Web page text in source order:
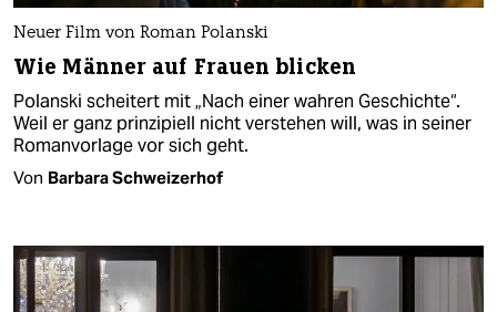
Neuer Film von Roman Polanski
Wie Männer auf Frauen blicken
Polanski scheitert mit „Nach einer wahren Geschichte“.
Weil er ganz prinzipiell nicht verstehen will, was in seiner
Romanvorlage vor sich geht.
Von Barbara Schweizerhof